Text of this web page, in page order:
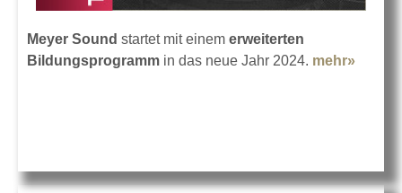
Meyer Sound startet mit einem erweiterten
Bildungsprogramm in das neue Jahr 2024. mehr»